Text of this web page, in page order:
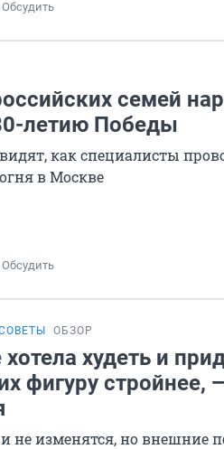
Обсудить
семей
летию Победы
как специалисты
в Москве
Обсудить
ОБЗОР
худеть и
фигуру стройнее,
не изменятся, но внешние